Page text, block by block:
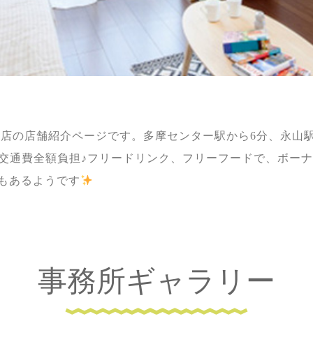
の店舗紹介ページです。多摩センター駅から6分、永山
通費全額負担♪フリードリンク、フリーフードで、ボー
あるようです
事務所ギャラリー